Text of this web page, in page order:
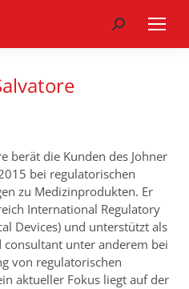
Search:
berät die Kunden des Johner
bei regulatorischen
zu Medizinprodukten. Er
International Regulatory
Devices) und unterstützt als
consultant unter anderem bei
von regulatorischen
aktueller Fokus liegt auf der